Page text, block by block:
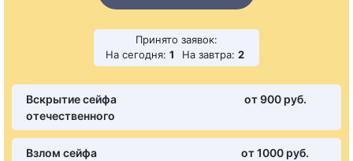
Принято заявок:
На сегодня: 1 На завтра: 2
Вскрытие сейфа
отечественного
от 900 pуб.
Взлом сейфа от 1000 pуб.